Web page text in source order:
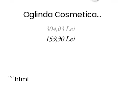
Oglinda Cosmetica
FizioTab®, Iluminata Led,
Dimabila, 2 Fete, Marire
304,03 Lei
159,90 Lei
```html